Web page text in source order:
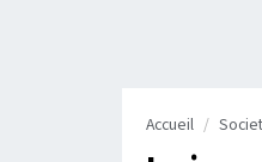
Accueil